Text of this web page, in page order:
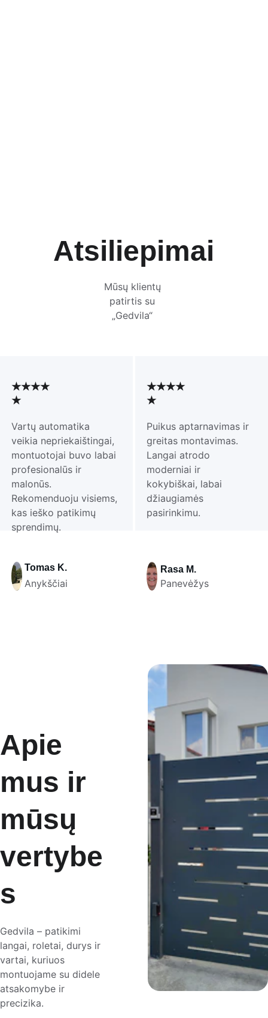
Atsiliepimai
Mūsų klientų
patirtis su
„Gedvila“
Puikus aptarnavimas ir
greitas montavimas.
Langai atrodo
moderniai ir
kokybiškai, labai
džiaugiamės
pasirinkimu.
Rasa M.
Panevėžys
Vartų automatika
veikia nepriekaištingai,
montuotojai buvo labai
profesionalūs ir
malonūs.
Rekomenduoju visiems,
kas ieško patikimų
sprendimų.
Tomas K.
Anykščiai
★★★★
★
★★★★
★
Apie
mus ir
mūsų
vertybe
s
Gedvila – patikimi
langai, roletai, durys ir
vartai, kuriuos
montuojame su didele
atsakomybe ir
precizika.